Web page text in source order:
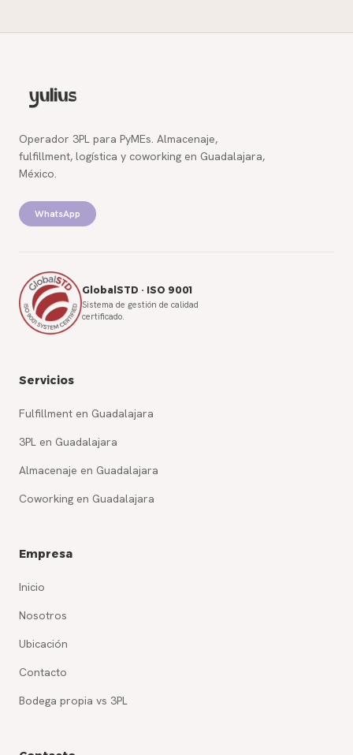
Operador 3PL para PyMEs. Almacenaje,
fulfillment, logística y coworking en Guadalajara,
México.
WhatsApp
GlobalSTD · ISO 9001
Sistema de gestión de calidad
certificado.
Servicios
Fulfillment en Guadalajara
3PL en Guadalajara
Almacenaje en Guadalajara
Coworking en Guadalajara
Empresa
Inicio
Nosotros
Ubicación
Contacto
Bodega propia vs 3PL